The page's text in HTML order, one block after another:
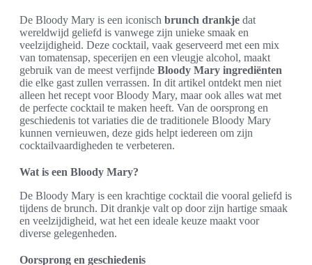
De Bloody Mary is een iconisch brunch drankje dat
wereldwijd geliefd is vanwege zijn unieke smaak en
veelzijdigheid. Deze cocktail, vaak geserveerd met een mix
van tomatensap, specerijen en een vleugje alcohol, maakt
gebruik van de meest verfijnde Bloody Mary ingrediënten
die elke gast zullen verrassen. In dit artikel ontdekt men niet
alleen het recept voor Bloody Mary, maar ook alles wat met
de perfecte cocktail te maken heeft. Van de oorsprong en
geschiedenis tot variaties die de traditionele Bloody Mary
kunnen vernieuwen, deze gids helpt iedereen om zijn
cocktailvaardigheden te verbeteren.
Wat is een Bloody Mary?
De Bloody Mary is een krachtige cocktail die vooral geliefd is
tijdens de brunch. Dit drankje valt op door zijn hartige smaak
en veelzijdigheid, wat het een ideale keuze maakt voor
diverse gelegenheden.
Oorsprong en geschiedenis